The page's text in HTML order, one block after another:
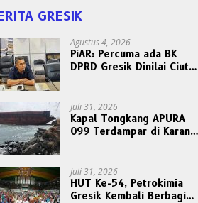
GRESIK
Agustus 4, 2026
PiAR: Percuma ada BK
DPRD Gresik Dinilai Ciut
Juli 31, 2026
Kapal Tongkang APURA
099 Terdampar di Karang
Juli 31, 2026
HUT Ke-54, Petrokimia
Gresik Kembali Berbagi